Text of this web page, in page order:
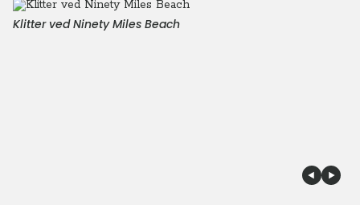
Klitter ved Ninety Miles Beach